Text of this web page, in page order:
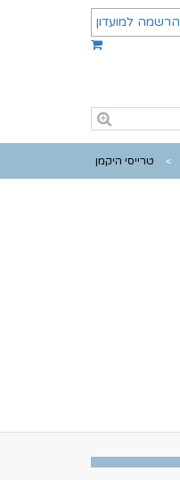
הרשמה למועדון
טרייסי היקמן